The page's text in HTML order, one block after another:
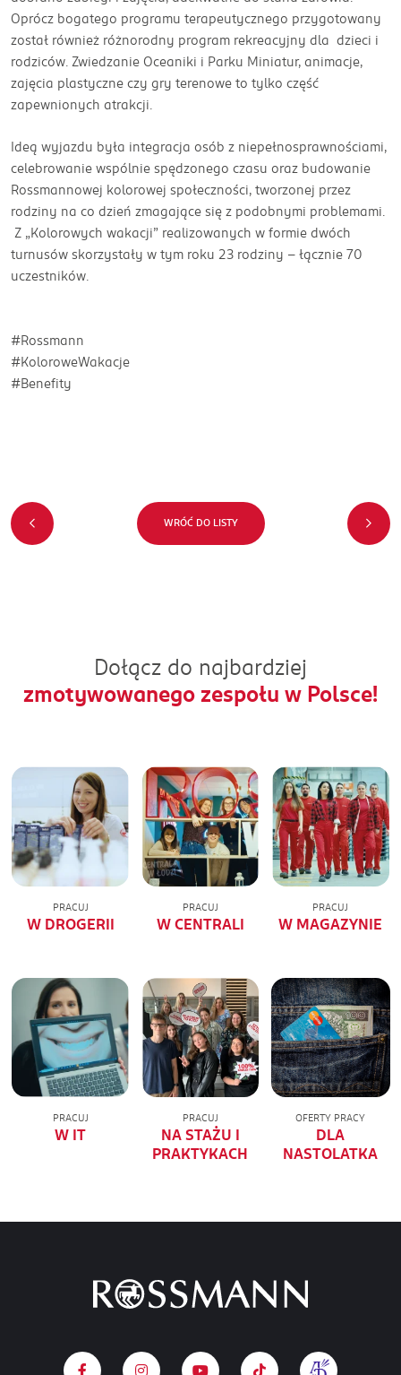
Oprócz bogatego programu terapeutycznego przygotowany
został również różnorodny program rekreacyjny dla dzieci i
rodziców. Zwiedzanie Oceaniki i Parku Miniatur, animacje,
zajęcia plastyczne czy gry terenowe to tylko część
zapewnionych atrakcji.
Ideą wyjazdu była integracja osób z niepełnosprawnościami,
celebrowanie wspólnie spędzonego czasu oraz budowanie
Rossmannowej kolorowej społeczności, tworzonej przez
rodziny na co dzień zmagające się z podobnymi problemami.
Z „Kolorowych wakacji” realizowanych w formie dwóch
turnusów skorzystały w tym roku 23 rodziny – łącznie 70
uczestników.
#Rossmann
#KoloroweWakacje
#Benefity
WRÓĆ DO LISTY
Dołącz do najbardziej
zmotywowanego zespołu w Polsce!
PRACUJ
W DROGERII
PRACUJ
W CENTRALI
PRACUJ
W MAGAZYNIE
PRACUJ
W IT
PRACUJ
NA STAŻU I
PRAKTYKACH
OFERTY PRACY
DLA
NASTOLATKA